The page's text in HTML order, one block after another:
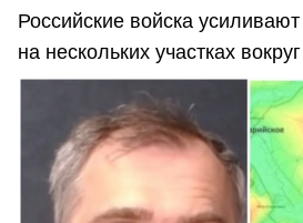
Российские войска
на нескольких участках